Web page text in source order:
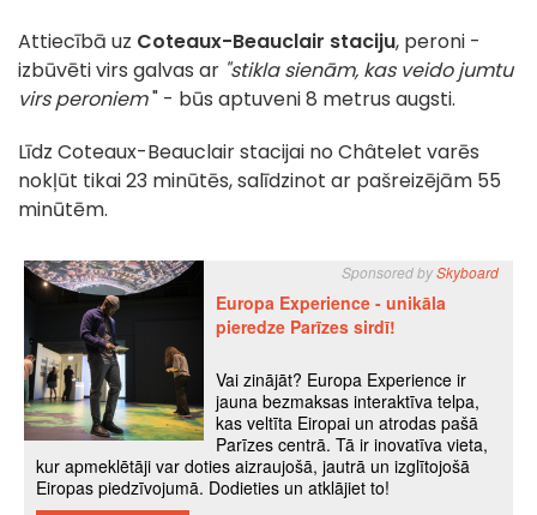
Attiecībā uz Coteaux-Beauclair staciju, peroni -
izbūvēti virs galvas ar "stikla sienām, kas veido jumtu
virs peroniem" - būs aptuveni 8 metrus augsti.
Līdz Coteaux-Beauclair stacijai no Châtelet varēs
nokļūt tikai 23 minūtēs, salīdzinot ar pašreizējām 55
minūtēm.